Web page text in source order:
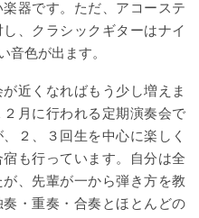
器です。ただ、アコーステ
、クラシックギターはナイ
音色が出ます。
近くなればもう少し増えま
月に行われる定期演奏会で
２、３回生を中心に楽しく
も行っています。自分は全
、先輩が一から弾き方を教
・重奏・合奏とほとんどの